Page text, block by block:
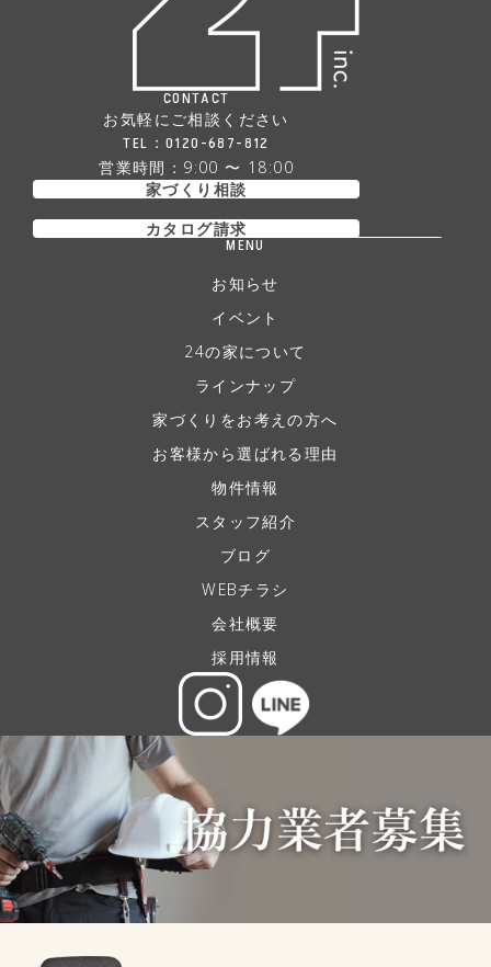
CONTACT
お気軽にご相談ください
TEL：0120-687-812
営業時間：9:00 〜 18:00
家づくり相談
カタログ請求
MENU
お知らせ
イベント
24の家について
ラインナップ
家づくりをお考えの方へ
お客様から選ばれる理由
物件情報
スタッフ紹介
ブログ
WEBチラシ
会社概要
採用情報